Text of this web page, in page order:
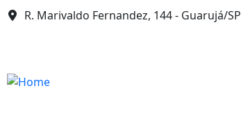
R. Marivaldo Fernandez, 144 - Guarujá/SP